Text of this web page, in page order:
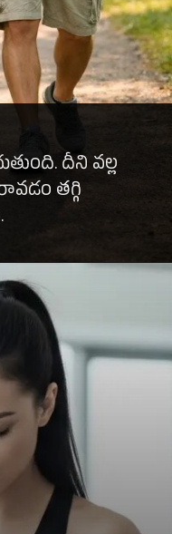
దీని వల్ల
తగ్గి